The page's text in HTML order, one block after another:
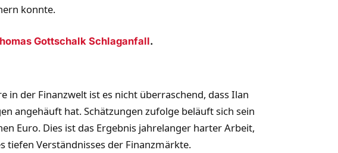
konnte.
Gottschalk Schlaganfall.
in der Finanzwelt ist es nicht überraschend, dass Ilan
angehäuft hat. Schätzungen zufolge beläuft sich sein
Euro. Dies ist das Ergebnis jahrelanger harter Arbeit,
tiefen Verständnisses der Finanzmärkte.